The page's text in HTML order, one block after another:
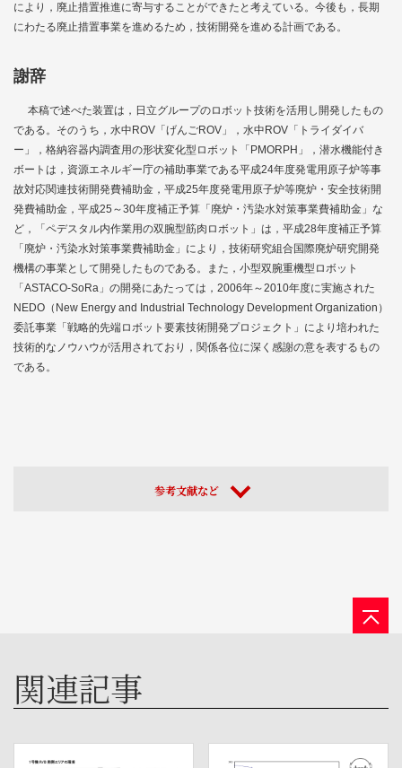
により，廃止措置推進に寄与することができたと考えている。今後も，長期
にわたる廃止措置事業を進めるため，技術開発を進める計画である。
謝辞
本稿で述べた装置は，日立グループのロボット技術を活用し開発したもの
である。そのうち，水中ROV「げんごROV」，水中ROV「トライダイバ
ー」，格納容器内調査用の形状変化型ロボット「PMORPH」，潜水機能付き
ボートは，資源エネルギー庁の補助事業である平成24年度発電用原子炉等事
故対応関連技術開発費補助金，平成25年度発電用原子炉等廃炉・安全技術開
発費補助金，平成25～30年度補正予算「廃炉・汚染水対策事業費補助金」な
ど，「ペデスタル内作業用の双腕型筋肉ロボット」は，平成28年度補正予算
「廃炉・汚染水対策事業費補助金」により，技術研究組合国際廃炉研究開発
機構の事業として開発したものである。また，小型双腕重機型ロボット
「ASTACO-SoRa」の開発にあたっては，2006年～2010年度に実施された
NEDO（New Energy and Industrial Technology Development Organization）
委託事業「戦略的先端ロボット要素技術開発プロジェクト」により培われた
技術的なノウハウが活用されており，関係各位に深く感謝の意を表するもの
である。
参考文献など
関連記事